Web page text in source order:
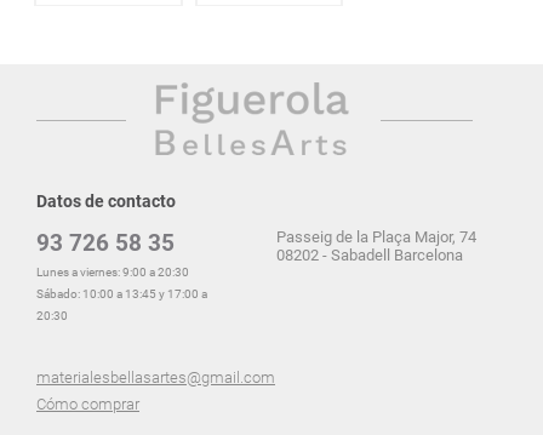
Datos de contacto
93 726 58 35
Lunes a viernes: 9:00 a 20:30
Sábado: 10:00 a 13:45 y 17:00 a
20:30
materialesbellasartes@gmail.com
Cómo comprar
Passeig de la Plaça Major, 74
08202 - Sabadell Barcelona